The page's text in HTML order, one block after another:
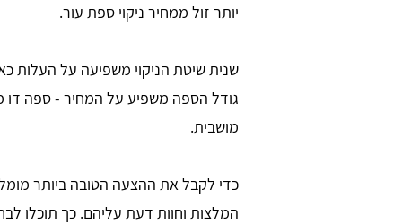
יותר זול ממחיר ניקוי ספת עור.
שנית שיטת הניקוי משפיעה על העלות
גודל הספה משפיע על המחיר - ספה דו
מושבית.
כדי לקבל את ההצעה הטובה ביותר
המלצות וחוות דעת עליהם. כך תוכלו